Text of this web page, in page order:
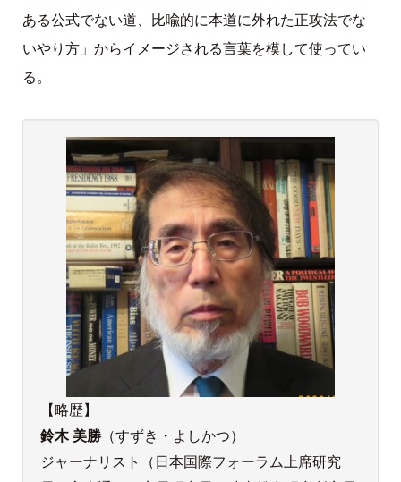
ある公式でない道、比喩的に本道に外れた正攻法でな
いやり方」からイメージされる言葉を模して使ってい
る。
【略歴】
鈴木 美勝（すずき・よしかつ）
ジャーナリスト（日本国際フォーラム上席研究